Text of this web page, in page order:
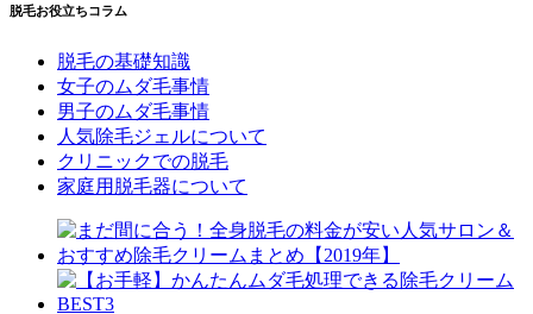
脱毛お役立ちコラム
脱毛の基礎知識
女子のムダ毛事情
男子のムダ毛事情
人気除毛ジェルについて
クリニックでの脱毛
家庭用脱毛器について